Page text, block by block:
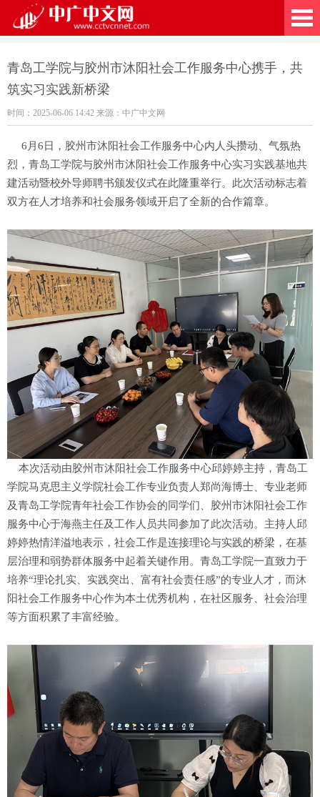
青岛工学院与胶州市沐阳社会工作服务中心携手，共
筑实习实践新桥梁
时间：2025-06-06 14:42 来源：中广中文网
6月6日，胶州市沐阳社会工作服务中心内人头攒动、气氛热
烈，青岛工学院与胶州市沐阳社会工作服务中心实习实践基地共
建活动暨校外导师聘书颁发仪式在此隆重举行。此次活动标志着
双方在人才培养和社会服务领域开启了全新的合作篇章。
本次活动由胶州市沐阳社会工作服务中心邱婷婷主持，青岛工
学院马克思主义学院社会工作专业负责人郑尚海博士、专业老师
及青岛工学院青年社会工作协会的同学们、胶州市沐阳社会工作
服务中心于海燕主任及工作人员共同参加了此次活动。主持人邱
婷婷热情洋溢地表示，社会工作是连接理论与实践的桥梁，在基
层治理和弱势群体服务中起着关键作用。青岛工学院一直致力于
培养“理论扎实、实践突出、富有社会责任感”的专业人才，而沐
阳社会工作服务中心作为本土优秀机构，在社区服务、社会治理
等方面积累了丰富经验。